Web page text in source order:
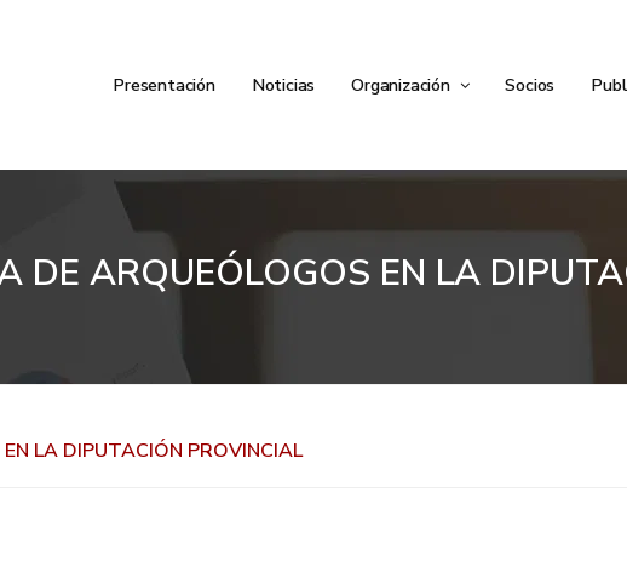
Presentación Noticias Organización Socios
DE ARQUEÓLOGOS EN LA
LA DIPUTACIÓN PROVINCIAL